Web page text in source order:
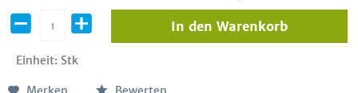
Einheit: Stk
In den Warenkorb